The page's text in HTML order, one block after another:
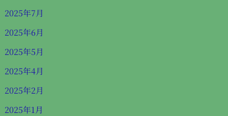
2025年7月
2025年6月
2025年5月
2025年4月
2025年2月
2025年1月